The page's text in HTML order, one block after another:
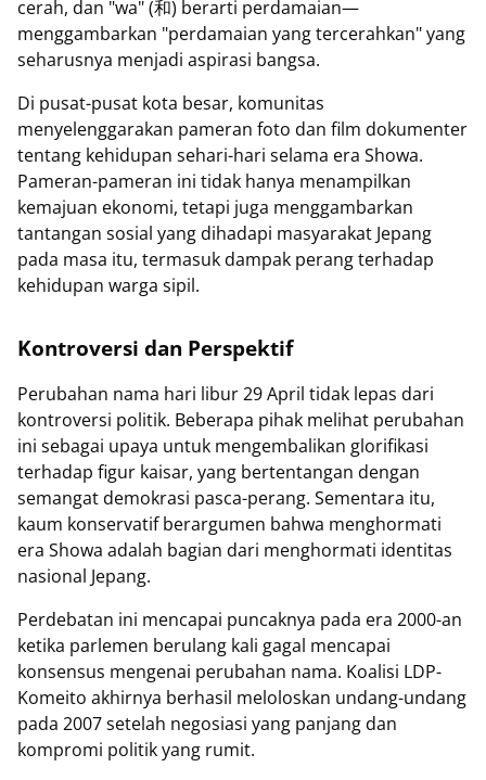
cerah, dan "wa" (和) berarti perdamaian—
menggambarkan "perdamaian yang tercerahkan" yang
seharusnya menjadi aspirasi bangsa.
Di pusat-pusat kota besar, komunitas
menyelenggarakan pameran foto dan film dokumenter
tentang kehidupan sehari-hari selama era Showa.
Pameran-pameran ini tidak hanya menampilkan
kemajuan ekonomi, tetapi juga menggambarkan
tantangan sosial yang dihadapi masyarakat Jepang
pada masa itu, termasuk dampak perang terhadap
kehidupan warga sipil.
Kontroversi dan Perspektif
Perubahan nama hari libur 29 April tidak lepas dari
kontroversi politik. Beberapa pihak melihat perubahan
ini sebagai upaya untuk mengembalikan glorifikasi
terhadap figur kaisar, yang bertentangan dengan
semangat demokrasi pasca-perang. Sementara itu,
kaum konservatif berargumen bahwa menghormati
era Showa adalah bagian dari menghormati identitas
nasional Jepang.
Perdebatan ini mencapai puncaknya pada era 2000-an
ketika parlemen berulang kali gagal mencapai
konsensus mengenai perubahan nama. Koalisi LDP-
Komeito akhirnya berhasil meloloskan undang-undang
pada 2007 setelah negosiasi yang panjang dan
kompromi politik yang rumit.